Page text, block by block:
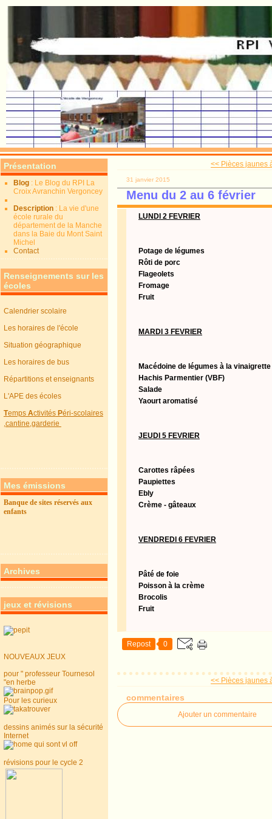
Présentation
Blog : Le Blog du RPI La
Croix Avranchin Vergoncey
Description : La vie d'une
école rurale du
département de la Manche
dans la Baie du Mont Saint
Michel
Contact
Renseignements sur les
écoles
Calendrier scolaire
Les horaires de l'école
Situation géographique
Les horaires de bus
Répartitions et enseignants
L'APE des écoles
TempsActivitésPéri-scolaires
,cantine,garderie
Mes émissions
Banque de sites réservés aux
enfants
Archives
jeux et révisions
NOUVEAUX JEUX
pour " professeur Tournesol
"en herbe
Pour les curieux
dessins animés sur la sécurité
Internet
révisions pour le cycle 2
<< Pièces jaunes
31 janvier 2015
Menu du 2 au 6 février
LUNDI 2 FEVRIER
Potage de légumes
Rôti de porc
Flageolets
Fromage
Fruit
MARDI 3 FEVRIER
Macédoine de légumes à la vinaigrette
Hachis Parmentier (VBF)
Salade
Yaourt aromatisé
JEUDI 5 FEVRIER
Carottes râpées
Paupiettes
Ebly
Crème - gâteaux
VENDREDI 6 FEVRIER
Pâté de foie
Poisson à la crème
Brocolis
Fruit
Repost 0
<< Pièces jaunes
commentaires
Ajouter un commentaire